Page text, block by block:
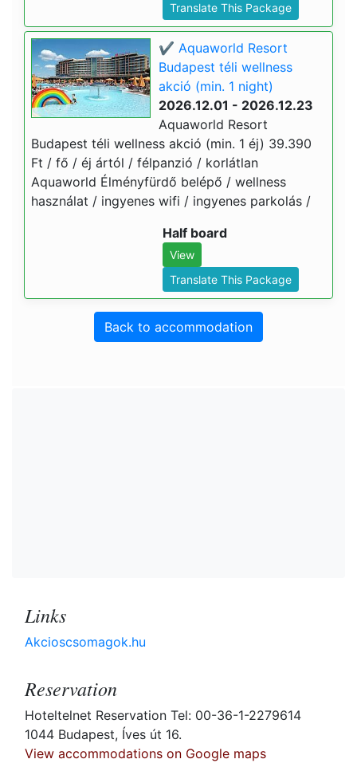
Translate This Package
✔️ Aquaworld Resort
Budapest téli wellness
akció (min. 1 night)
2026.12.01 - 2026.12.23
Aquaworld Resort
Budapest téli wellness akció (min. 1 éj) 39.390
Ft / fő / éj ártól / félpanzió / korlátlan
Aquaworld Élményfürdő belépő / wellness
használat / ingyenes wifi / ingyenes parkolás /
Half board
View
Translate This Package
Back to accommodation
Links
Akcioscsomagok.hu
Reservation
Hoteltelnet Reservation Tel: 00-36-1-2279614
1044 Budapest, Íves út 16.
View accommodations on Google maps